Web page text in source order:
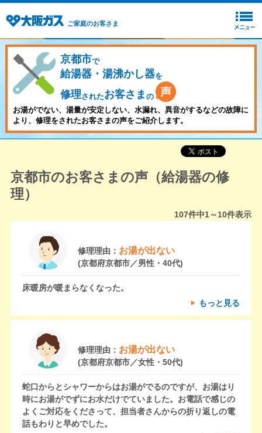
ご家庭のお客さま
京都市で
給湯器・湯沸かし器を
修理されたお客さま の
お湯がでない、湯量が安定しない、水漏れ、異音がするなどの故障に
より、修理をされたお客さまの声をご紹介します。
京都市のお客さまの声（給湯器の修
理）
107件中1～10件表示
修理理由： お湯が出ない
(京都府京都市／男性・40代)
床暖房が暖まらなくなった。
もっと見る
修理理由： お湯が出ない
(京都府京都市／女性・50代)
蛇口からとシャワーからはお湯がでるのですが、お湯はり
時にお湯がでずにお水だけでていました。お電話で感じの
よくご対応をくださって、担当者さんからの折り返しの電
話もわりと早めでした。